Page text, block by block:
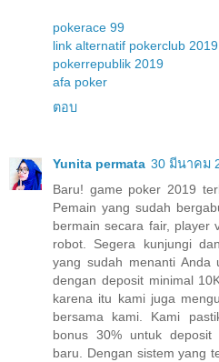
pokerace 99
link alternatif pokerclub 2019
pokerrepublik 2019
afa poker
ตอบ
Yunita permata 30 มีนาคม
Baru! game poker 2019
Pemain yang sudah
bermain secara fair, player
robot. Segera kunjungi
yang sudah menanti Anda
dengan deposit minimal
karena itu kami juga
bersama kami. Kami
bonus 30% untuk deposit
baru. Dengan sistem yang